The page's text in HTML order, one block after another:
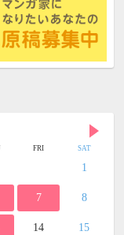
FRI SAT
1
7 8
14 15